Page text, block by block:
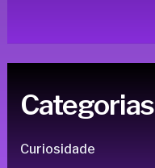
Categorias
Curiosidade